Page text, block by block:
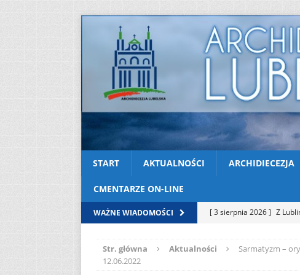
START AKTUALNOŚCI ARCHIDIECEZJA
CMENTARZE ON-LINE
WAŻNE WIADOMOŚCI [ 3 sierpnia 2026 ] Z
[ 2 sierpnia 2026 ]
Str. główna Aktualności
Sarmatyzm –
12.06.2022